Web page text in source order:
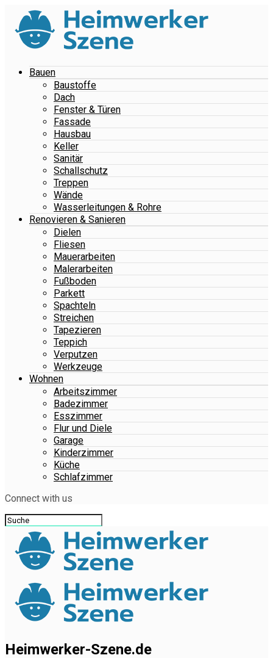
Bauen
Baustoffe
Dach
Fenster & Türen
Fassade
Hausbau
Keller
Sanitär
Schallschutz
Treppen
Wände
Wasserleitungen & Rohre
Renovieren & Sanieren
Dielen
Fliesen
Mauerarbeiten
Malerarbeiten
Fußboden
Parkett
Spachteln
Streichen
Tapezieren
Teppich
Verputzen
Werkzeuge
Wohnen
Arbeitszimmer
Badezimmer
Esszimmer
Flur und Diele
Garage
Kinderzimmer
Küche
Schlafzimmer
Connect with us
Heimwerker-Szene.de